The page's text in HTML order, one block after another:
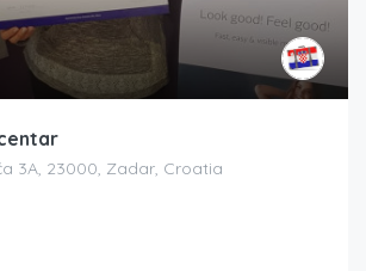
3A, 23000, Zadar, Croatia